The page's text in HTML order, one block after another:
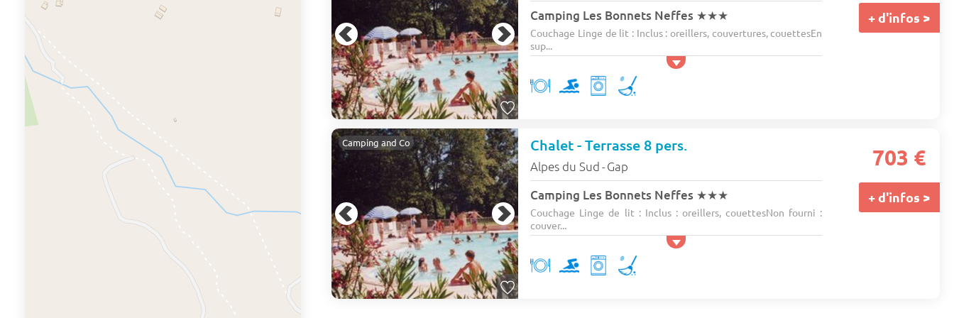
Camping Les Bonnets Neffes ★★★
Couchage Linge de lit : Inclus : oreillers, couvertures, couettesEn
sup...
+ d'infos >
Camping and Co Chalet - Terrasse 8 pers.
Alpes du Sud - Gap
Camping Les Bonnets Neffes ★★★
Couchage Linge de lit : Inclus : oreillers, couettesNon fourni :
couver...
703 €
+ d'infos >